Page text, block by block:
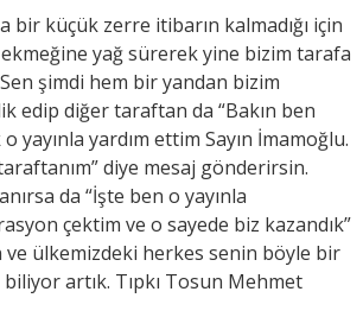
bir küçük zerre itibarın kalmadığı için
yağ sürerek yine bizim tarafa
şimdi hem bir yandan bizim
edip diğer taraftan da “Bakın ben
yayınla yardım ettim Sayın İmamoğlu.
diye mesaj gönderirsin.
da “İşte ben o yayınla
çektim ve o sayede biz kazandık”
ve ülkemizdeki herkes senin böyle bir
artık. Tıpkı Tosun Mehmet